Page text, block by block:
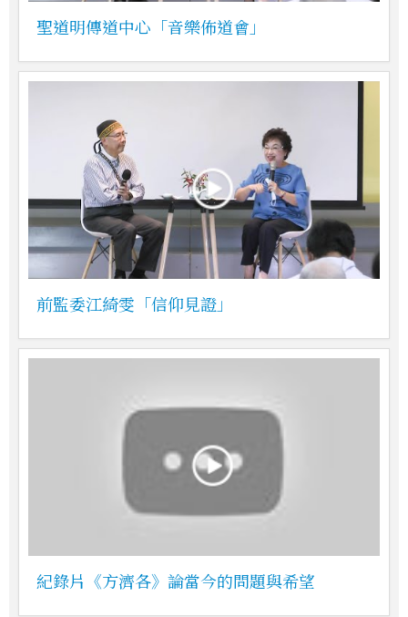
聖道明傳道中心「音樂佈道會」
前監委江綺雯「信仰見證」
紀錄片《方濟各》論當今的問題與希望